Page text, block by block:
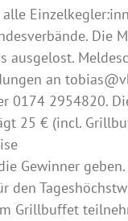
Die
ausgelost.
an
0174 2954820.
25 € (incl.
Gewinner
den
Grillbuffet